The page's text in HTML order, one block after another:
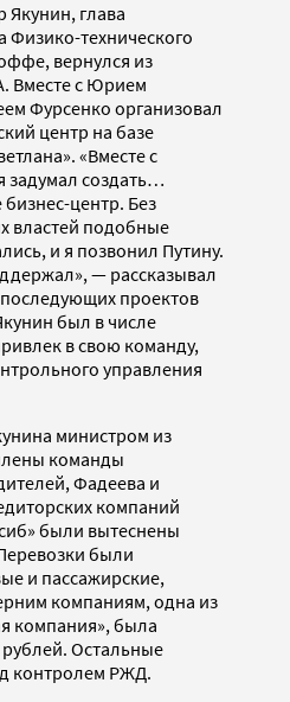
Якунин, глава
Физико-технического
вернулся из
Вместе с Юрием
Фурсенко организовал
центр на базе
«Вместе с
задумал создать…
центр. Без
властей подобные
и я позвонил Путину.
— рассказывал
проектов
был в числе
в свою команду,
управления
министром из
команды
Фадеева и
компаний
были вытеснены
были
и пассажирские,
компаниям, одна из
компания», была
Остальные
контролем РЖД.